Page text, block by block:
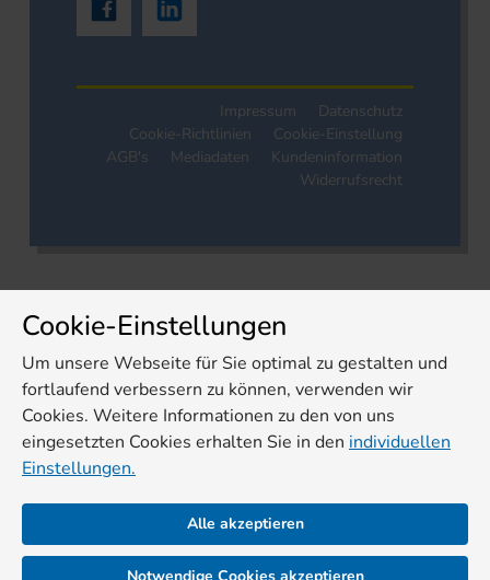
Impressum
Datenschutz
Cookie-Richtlinien
Cookie-Einstellung
AGB's
Mediadaten
Kundeninformation
Widerrufsrecht
Cookie-Einstellungen
Um unsere Webseite für Sie optimal zu gestalten und
fortlaufend verbessern zu können, verwenden wir
Cookies. Weitere Informationen zu den von uns
eingesetzten Cookies erhalten Sie in den individuellen
Einstellungen.
Alle akzeptieren